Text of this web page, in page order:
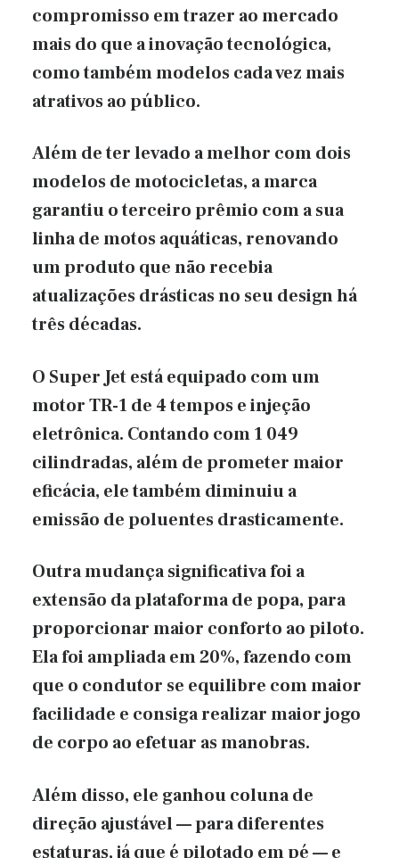
compromisso em trazer ao mercado
mais do que a inovação tecnológica,
como também modelos cada vez mais
atrativos ao público.
Além de ter levado a melhor com dois
modelos de motocicletas, a marca
garantiu o terceiro prêmio com a sua
linha de motos aquáticas, renovando
um produto que não recebia
atualizações drásticas no seu design há
três décadas.
O Super Jet está equipado com um
motor TR-1 de 4 tempos e injeção
eletrônica. Contando com 1 049
cilindradas, além de prometer maior
eficácia, ele também diminuiu a
emissão de poluentes drasticamente.
Outra mudança significativa foi a
extensão da plataforma de popa, para
proporcionar maior conforto ao piloto.
Ela foi ampliada em 20%, fazendo com
que o condutor se equilibre com maior
facilidade e consiga realizar maior jogo
de corpo ao efetuar as manobras.
Além disso, ele ganhou coluna de
direção ajustável — para diferentes
estaturas, já que é pilotado em pé — e